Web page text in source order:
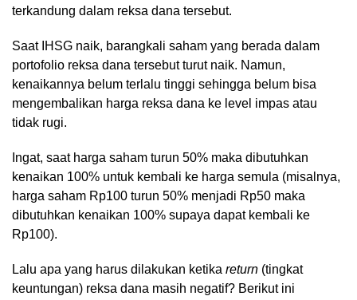
terkandung dalam reksa dana tersebut.
Saat IHSG naik, barangkali saham yang berada dalam
portofolio reksa dana tersebut turut naik. Namun,
kenaikannya belum terlalu tinggi sehingga belum bisa
mengembalikan harga reksa dana ke level impas atau
tidak rugi.
Ingat, saat harga saham turun 50% maka dibutuhkan
kenaikan 100% untuk kembali ke harga semula (misalnya,
harga saham Rp100 turun 50% menjadi Rp50 maka
dibutuhkan kenaikan 100% supaya dapat kembali ke
Rp100).
Lalu apa yang harus dilakukan ketika return (tingkat
keuntungan) reksa dana masih negatif? Berikut ini